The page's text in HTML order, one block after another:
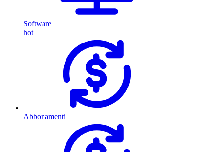
Software
hot
Abbonamenti